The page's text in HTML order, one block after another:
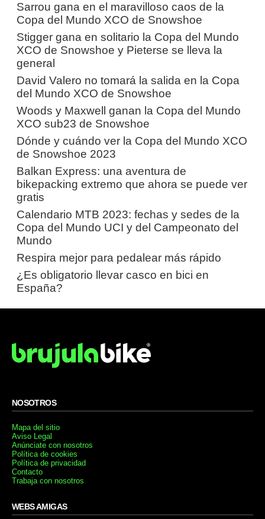
Sarrou gana en el maravilloso caos de la
Copa del Mundo XCO de Snowshoe
Stigger gana en solitario la Copa del Mundo
XCO de Snowshoe y Pieterse se lleva la
general
David Valero no tomará la salida en la Copa
del Mundo XCO de Snowshoe
Woods y Maxwell ganan la Copa del Mundo
XCO sub23 de Snowshoe
Dónde y cuándo ver la Copa del Mundo XCO
de Snowshoe 2023
Balkan Express: una aventura de
bikepacking extremo que ahora se puede ver
gratis
Calendario MTB 2023: fechas y sedes de la
Copa del Mundo UCI y del Campeonato del
Mundo
Respira mejor para pedalear más rápido
¿Es obligatorio llevar casco en bici en
España?
NOSOTROS
Mapa del sitio
Aviso Legal
Anúnciate con nosotros
Política de cookies
Política de privacidad
Contacto
Trabaja con nosotros
WEBS AMIGAS